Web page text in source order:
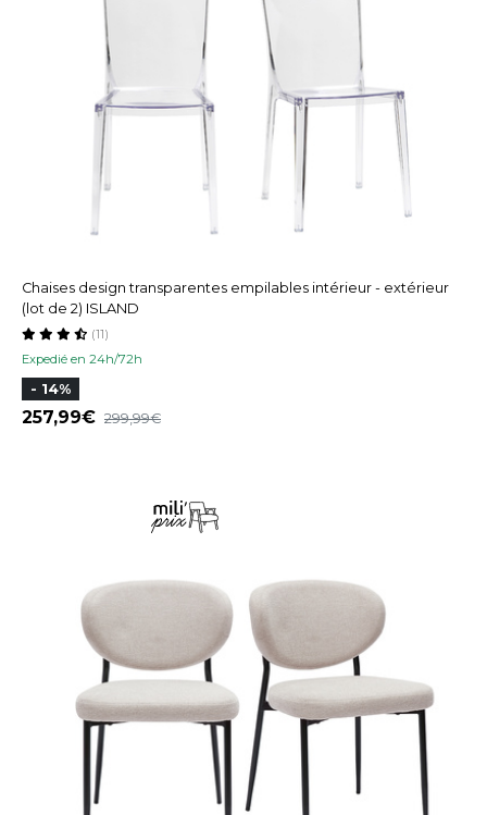
Chaises design transparentes empilables intérieur - extérieur
(lot de 2) ISLAND
Expedié en 24h/72h
(11)
- 14%
257,99 299,99